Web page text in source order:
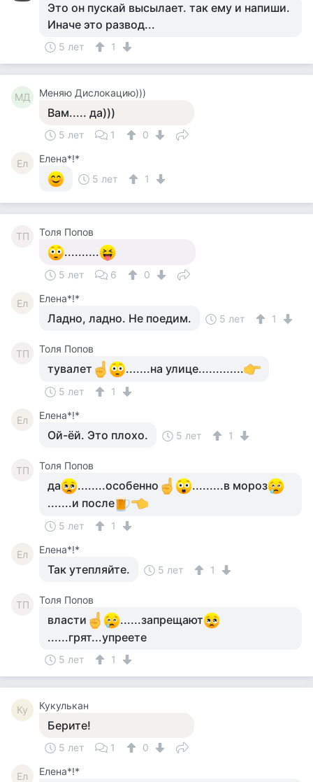
Это он пускай высылает. так ему и напиши.
Иначе это развод...
5 лет 1
МД Меняю Дислокацию)))
Вам..... да)))
5 лет 1 0
Ел
Елена*!*
5 лет
1
ТП Толя Попов
..........
5 лет 6 0
Ел Елена*!*
Ладно, ладно. Не поедим. 5 лет 1
ТП Толя Попов
тувалет .......на улице.............
5 лет 1
Ел Елена*!*
Ой-ёй. Это плохо. 5 лет 1
ТП Толя Попов
да ........особенно
.........в мороз
.......и после
5 лет 1
Ел Елена*!*
Так утепляйте. 5 лет 1
ТП Толя Попов
власти
......запрещают
......грят...упреете
5 лет 1
Ку Кукулькан
Берите!
5 лет 1 0
Ел Елена*!*